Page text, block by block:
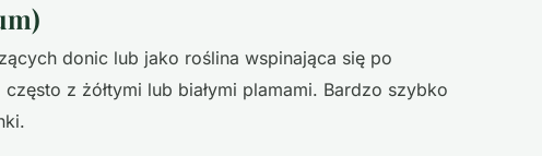
donic lub jako roślina wspinająca się po
z żółtymi lub białymi plamami. Bardzo szybko